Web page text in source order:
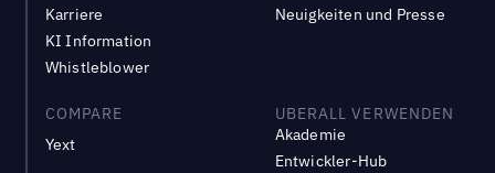
Karriere
KI Information
Whistleblower
Neuigkeiten und Presse
COMPARE
Yext
UBERALL VERWENDEN
Akademie
Entwickler-Hub